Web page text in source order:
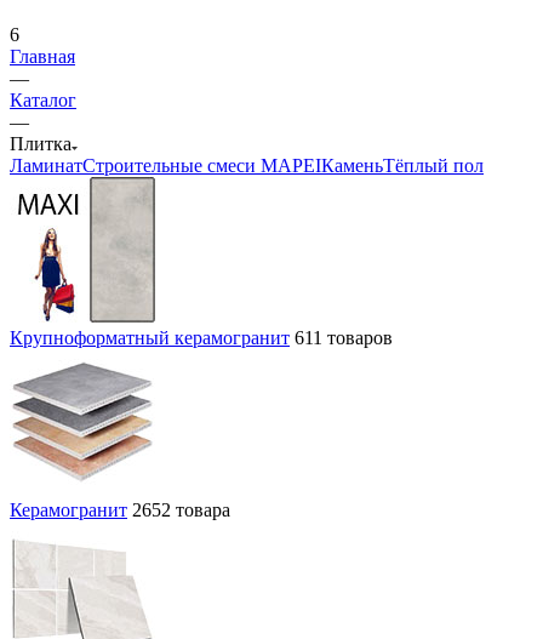
6
Главная
—
Каталог
—
Плитка
ЛаминатСтроительные смеси MAPEIКаменьТёплый пол
Крупноформатный керамогранит 611 товаров
Керамогранит 2652 товара